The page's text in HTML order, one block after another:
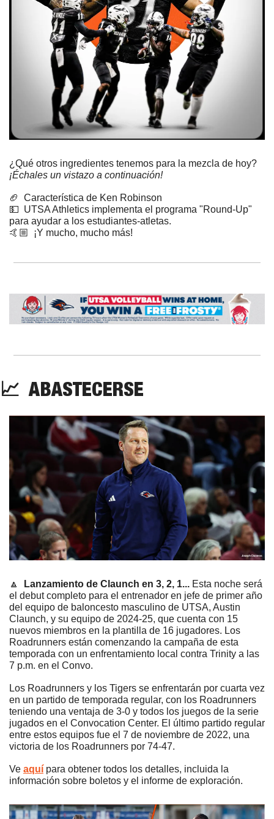
¡Échales un vistazo a continuación!
🏈
  Característica de Ken Robinson
💵
  UTSA Athletics implementa el programa "Round-Up"
para ayudar a los estudiantes-atletas.
🤙🏼  ¡Y mucho, mucho más!
📈
  ABASTECERSE
🔼 Lanzamiento de Claunch en 3, 2, 1... Esta noche será
el debut completo para el entrenador en jefe de primer año
del equipo de baloncesto masculino de UTSA, Austin
Claunch, y su equipo de 2024-25, que cuenta con 15
nuevos miembros en la plantilla de 16 jugadores. Los
Roadrunners están comenzando la campaña de esta
temporada con un enfrentamiento local contra Trinity a las
7 p.m. en el Convo.
Los Roadrunners y los Tigers se enfrentarán por cuarta vez
en un partido de temporada regular, con los Roadrunners
teniendo una ventaja de 3-0 y todos los juegos de la serie
jugados en el Convocation Center. El último partido regular
entre estos equipos fue el 7 de noviembre de 2022, una
victoria de los Roadrunners por 74-47.
Ve aquí para obtener todos los detalles, incluida la
información sobre boletos y el informe de exploración.